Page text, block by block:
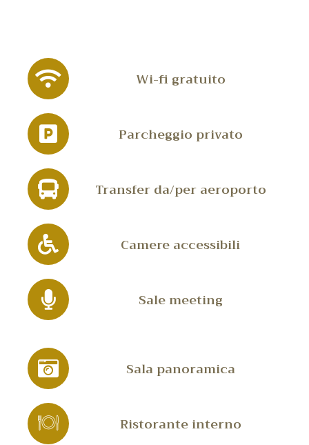
Wi-fi gratuito
Parcheggio privato
Transfer da/per aeroporto
Camere accessibili
Sale meeting
Sala panoramica
Ristorante interno